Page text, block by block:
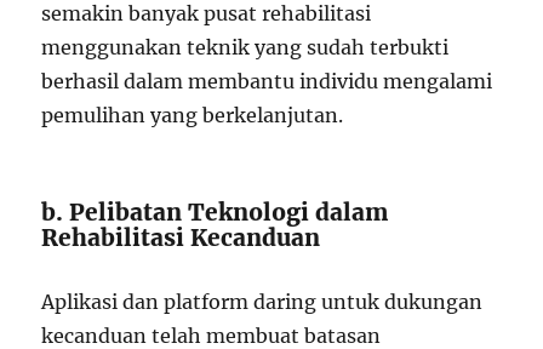
semakin banyak pusat rehabilitasi
menggunakan teknik yang sudah terbukti
berhasil dalam membantu individu mengalami
pemulihan yang berkelanjutan.
b. Pelibatan Teknologi dalam
Rehabilitasi Kecanduan
Aplikasi dan platform daring untuk dukungan
kecanduan telah membuat batasan